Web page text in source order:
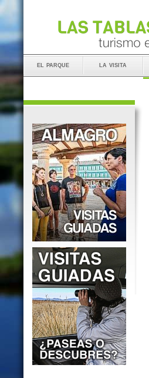
el parque la visita